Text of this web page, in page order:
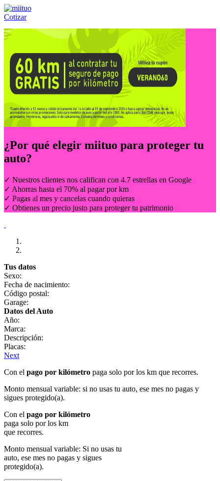
Cotizar
Llámanos al:(55) 84-21-05-00 ó
¿Por qué elegir miituo para proteger tu
auto?
✓ Nuestros clientes nos califican con 4.7 estrellas en Google
✓ Ahorras hasta el 70% al pagar por km
✓ Pagas al mes y cancelas cuando quieras
✓ Obtienes un precio justo para proteger tu patrimonio
Tus datos
Sexo:
Fecha de nacimiento:
Código postal:
Garage:
Datos del Auto
Año:
Marca:
Descripción:
Placas:
Next
Con el pago por kilómetro paga solo por los km que recorres.
Monto mensual variable: si no usas tu auto, ese mes no pagas y
sigues protegido(a).
Con el pago por kilómetro
paga solo por los km
que recorres.
Monto mensual variable: Si no usas tu
auto, ese mes no pagas y sigues
protegido(a).